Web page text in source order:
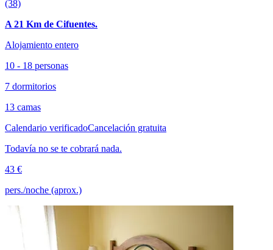
(38)
A 21 Km de Cifuentes.
Alojamiento entero
10 - 18 personas
7 dormitorios
13 camas
Calendario verificadoCancelación gratuita
Todavía no se te cobrará nada.
43 €
pers./noche (aprox.)